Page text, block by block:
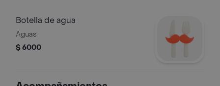
Botella de agua
Aguas
$ 6000